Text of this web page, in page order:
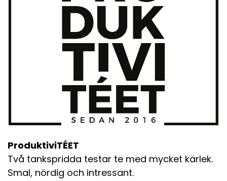
ProduktiviTÉET
Två tankspridda testar te med mycket kärlek.
Smal, nördig och intressant.